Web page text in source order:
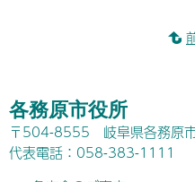
各務原市役所
〒504-8555 岐阜県各務原
代表電話：058-383-1111